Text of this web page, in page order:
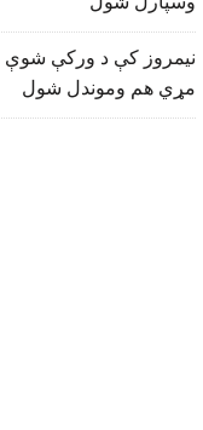
مړي هم وموندل شول